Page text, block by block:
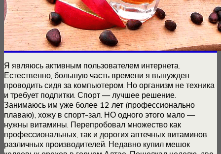
Я являюсь активным пользователем интернета.
Естественно, большую часть времени я вынужден
проводить сидя за компьютером. Но организм не техника
и требует подпитки. Спорт — лучшее решение.
Занимаюсь им уже более 12 лет (профессионально
плаваю), хожу в спорт-зал. НО одного этого мало —
нужны витамины. Перепробовал множество как
профессиональных, так и дорогих аптечных витаминов
различных производителей. Недавно купил мешок